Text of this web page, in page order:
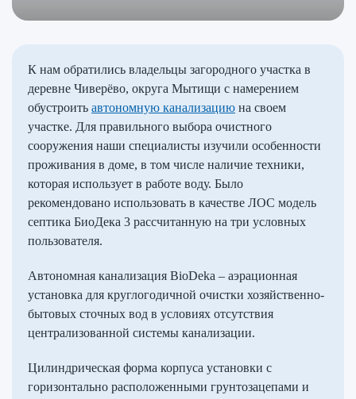
К нам обратились владельцы загородного участка в
деревне Чиверёво, округа Мытищи с намерением
обустроить автономную канализацию на своем
участке. Для правильного выбора очистного
сооружения наши специалисты изучили особенности
проживания в доме, в том числе наличие техники,
которая использует в работе воду. Было
рекомендовано использовать в качестве ЛОС модель
септика БиоДека 3 рассчитанную на три условных
пользователя.
Автономная канализация BioDeka – аэрационная
установка для круглогодичной очистки хозяйственно-
бытовых сточных вод в условиях отсутствия
централизованной системы канализации.
Цилиндрическая форма корпуса установки с
горизонтально расположенными грунтозацепами и